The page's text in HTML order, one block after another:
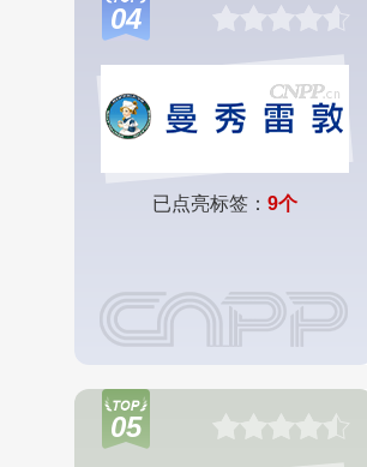
04
已点亮标签： 9个
05